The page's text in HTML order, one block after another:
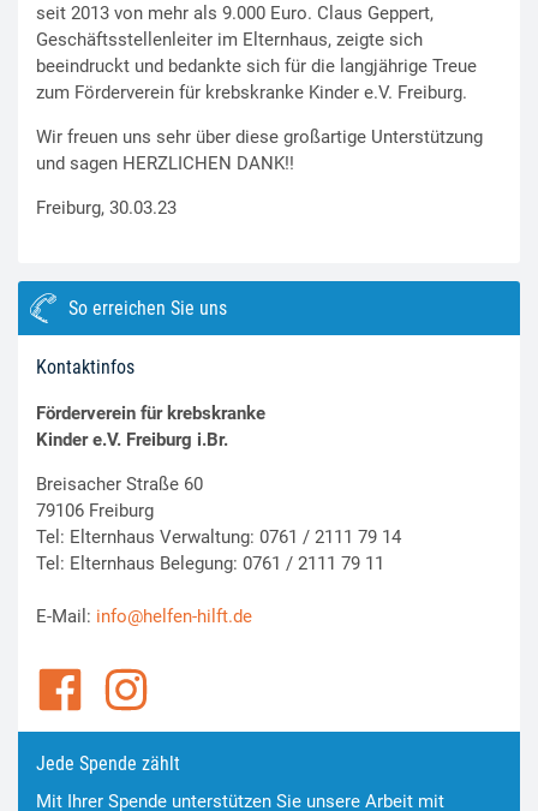
seit 2013 von mehr als 9.000 Euro. Claus Geppert,
Geschäftsstellenleiter im Elternhaus, zeigte sich
beeindruckt und bedankte sich für die langjährige Treue
zum Förderverein für krebskranke Kinder e.V. Freiburg.
Wir freuen uns sehr über diese großartige Unterstützung
und sagen HERZLICHEN DANK!!
Freiburg, 30.03.23
So erreichen Sie uns
Kontaktinfos
Förderverein für krebskranke
Kinder e.V. Freiburg i.Br.
Breisacher Straße 60
79106 Freiburg
Tel: Elternhaus Verwaltung: 0761 / 2111 79 14
Tel: Elternhaus Belegung: 0761 / 2111 79 11
E-Mail: info@helfen-hilft.de
Jede Spende zählt
Mit Ihrer Spende unterstützen Sie unsere Arbeit mit